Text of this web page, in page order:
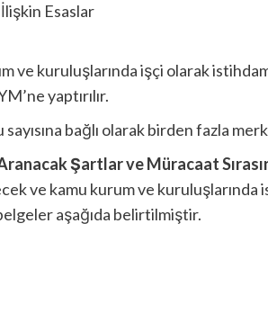
İlişkin Esaslar
ve kuruluşlarında işçi olarak
yaptırılır.
sayısına bağlı olarak birden fazla
Şartlar ve Müracaat
ve kamu kurum ve
aşağıda belirtilmiştir.